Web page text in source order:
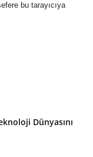
bu tarayıcıya
Dünyasını